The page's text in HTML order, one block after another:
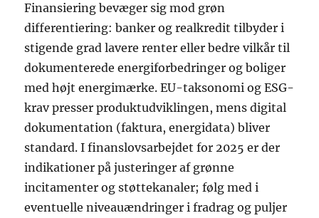
Finansiering bevæger sig mod grøn
differentiering: banker og realkredit tilbyder i
stigende grad lavere renter eller bedre vilkår til
dokumenterede energiforbedringer og boliger
med højt energimærke. EU-taksonomi og ESG-
krav presser produktudviklingen, mens digital
dokumentation (faktura, energidata) bliver
standard. I finanslovsarbejdet for 2025 er der
indikationer på justeringer af grønne
incitamenter og støttekanaler; følg med i
eventuelle niveauændringer i fradrag og puljer